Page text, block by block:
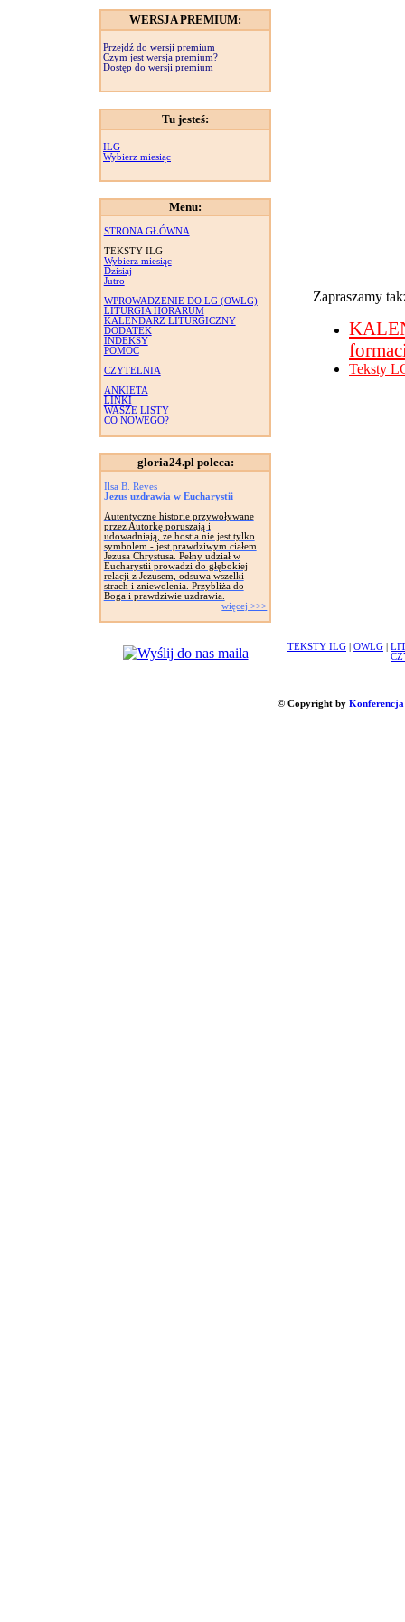
WERSJA PREMIUM:
Przejdź do wersji premium
Czym jest wersja premium?
Dostęp do wersji premium
Tu jesteś:
ILG
Wybierz miesiąc
Menu:
STRONA GŁÓWNA
TEKSTY ILG
Wybierz miesiąc
Dzisiaj
Jutro
WPROWADZENIE DO LG (OWLG)
LITURGIA HORARUM
KALENDARZ LITURGICZNY
DODATEK
INDEKSY
POMOC
CZYTELNIA
ANKIETA
LINKI
WASZE LISTY
CO NOWEGO?
gloria24.pl poleca:
Ilsa B. Reyes
Jezus uzdrawia w Eucharystii
Autentyczne historie przywoływane
przez Autorkę poruszają i
udowadniają, że hostia nie jest tylko
symbolem - jest prawdziwym ciałem
Jezusa Chrystusa. Pełny udział w
Eucharystii prowadzi do głębokiej
relacji z Jezusem, odsuwa wszelki
strach i zniewolenia. Przybliża do
Boga i prawdziwie uzdrawia.
więcej >>>
Zapraszamy
Teksty
TEKSTY ILG OWLG
© Copyright by Konferencja